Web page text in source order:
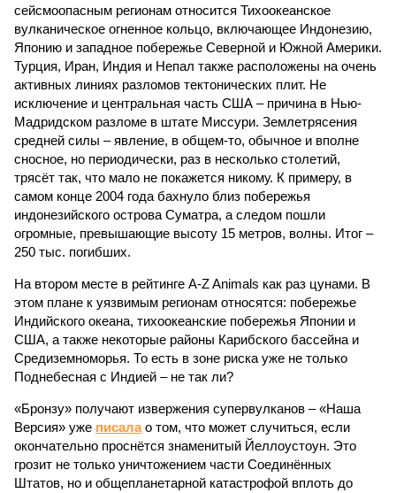
сейсмоопасным регионам относится Тихоокеанское
вулканическое огненное кольцо, включающее Индонезию,
Японию и западное побережье Северной и Южной Америки.
Турция, Иран, Индия и Непал также расположены на очень
активных линиях разломов тектонических плит. Не
исключение и центральная часть США – причина в Нью-
Мадридском разломе в штате Миссури. Землетрясения
средней силы – явление, в общем-то, обычное и вполне
сносное, но периодически, раз в несколько столетий,
трясёт так, что мало не покажется никому. К примеру, в
самом конце 2004 года бахнуло близ побережья
индонезийского острова Суматра, а следом пошли
огромные, превышающие высоту 15 метров, волны. Итог –
250 тыс. погибших.
На втором месте в рейтинге A-Z Animals как раз цунами. В
этом плане к уязвимым регионам относятся: побережье
Индийского океана, тихо­океанские побережья Японии и
США, а также некоторые районы Карибского бассейна и
Средиземноморья. То есть в зоне риска уже не только
Поднебесная с Индией – не так ли?
«Бронзу» получают извержения супервулканов – «Наша
Версия» уже писалао том, что может случиться, если
окончательно проснётся знаменитый Йеллоустоун. Это
грозит не только уничтожением части Соединённых
Штатов, но и общепланетарной катастрофой вплоть до